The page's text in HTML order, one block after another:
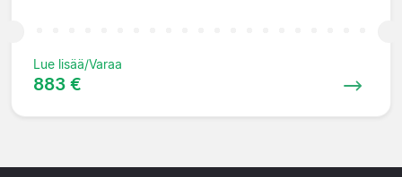
Lue lisää/Varaa
883 €